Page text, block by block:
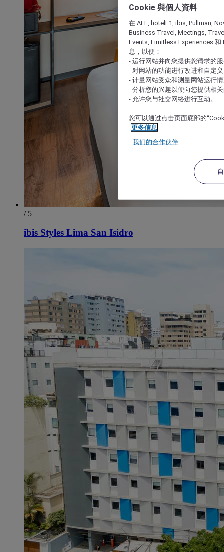
/ 5
ibis Styles Lima San Isidro
Cookie 與個人資料
在 ALL, hotelF1, ibis, Pullman,
Business Travel, Meetings,
Events, Limitless Experiences 和
息，以便：
- 运行网站并向您提供您请求的
- 对网站的功能进行改进和自定义
- 计量网站受众和测量网站运行
- 分析您的兴趣以便向您提供相
- 允许您与社交网络进行互动。
您可以通过点击页面底部的
更多信息
我们的合作伙伴